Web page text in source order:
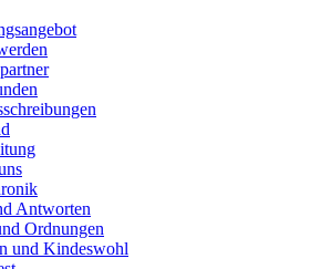
Antworten
Ordnungen
und Kindeswohl